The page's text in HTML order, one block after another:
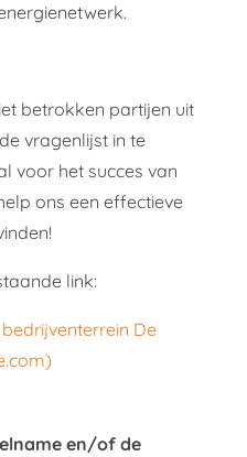
betrokken partijen uit
vragenlijst in te
voor het succes van
ons een effectieve
link:
De
en/of de